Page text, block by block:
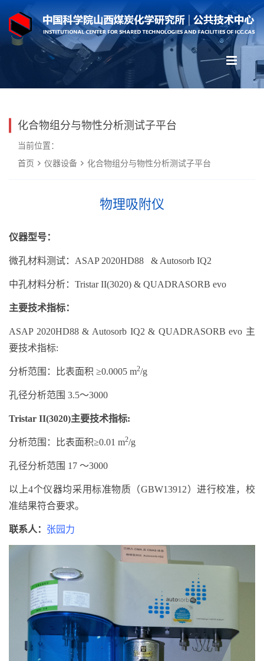
化合物组分与物性分析测试子平台
当前位置：
首页
仪器设备 化合物组分与物性分析测试子平台
物理吸附仪
仪器型号：
微孔材料测试：ASAP 2020HD88 & Autosorb IQ2
中孔材料分析：Tristar II(3020) & QUADRASORB evo
主要技术指标：
ASAP 2020HD88 & Autosorb IQ2 & QUADRASORB evo 主
要技术指标:
分析范围：比表面积 ≥0.0005 m2/g
孔径分析范围 3.5～3000
Tristar II(3020)主要技术指标:
分析范围：比表面积≥0.01 m2/g
孔径分析范围 17 ～3000
以上4个仪器均采用标准物质（GBW13912）进行校准，校
准结果符合要求。
联系人： 张园力